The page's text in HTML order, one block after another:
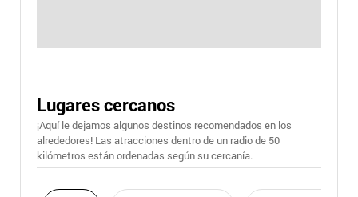
Lugares cercanos
¡Aquí le dejamos algunos destinos recomendados en los
alrededores! Las atracciones dentro de un radio de 50
kilómetros están ordenadas según su cercanía.